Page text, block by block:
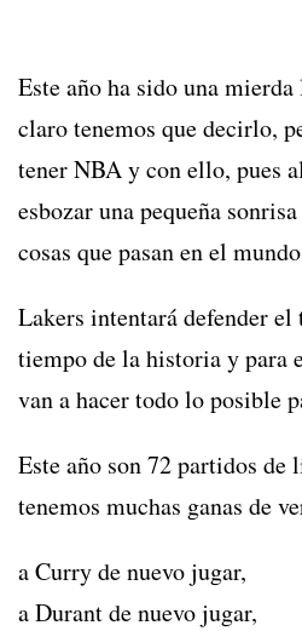
Este año ha sido una
claro tenemos que decirlo,
tener NBA y con ello, pues
esbozar una pequeña
cosas que pasan en el
Lakers intentará defender
tiempo de la historia y para
van a hacer todo lo posible
Este año son 72 partidos de
tenemos muchas ganas de
a Curry de nuevo jugar,
a Durant de nuevo jugar,